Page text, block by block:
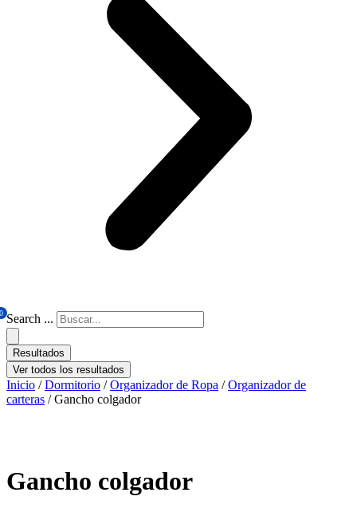
0 Search ...
Resultados
Ver todos los resultados
Inicio /Dormitorio /Organizador de Ropa /Organizador de
carteras / Gancho colgador
Gancho colgador